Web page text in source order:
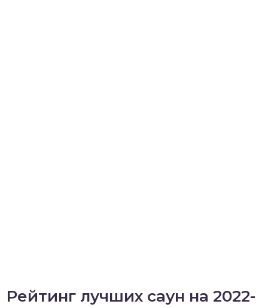
Рейтинг лучших саун на 2022-